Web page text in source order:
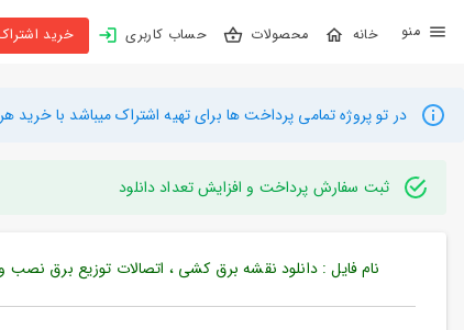
محصولات حساب کاربری خرید اشتراک
بستن
محصولات
اشتراک
در تو پروژه تمامی پرداخت ها برای تهیه اشتراک میباشد با خرید هر فایل
ثبت سفارش پرداخت و افزایش تعداد دانلود
نام فایل : دانلود نقشه برق کشی ، اتصالات توزیع برق نصب و